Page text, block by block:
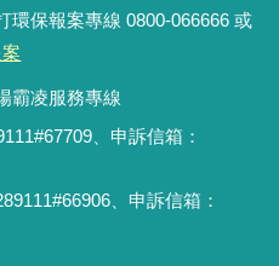
環保報案專線 0800-066666 或
霸凌服務專線
、申訴信箱：
、申訴信箱：